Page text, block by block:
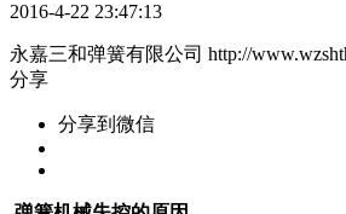
2016-4-22 23:47:13
永嘉三和弹簧有限公司 http://
分享
分享到微信